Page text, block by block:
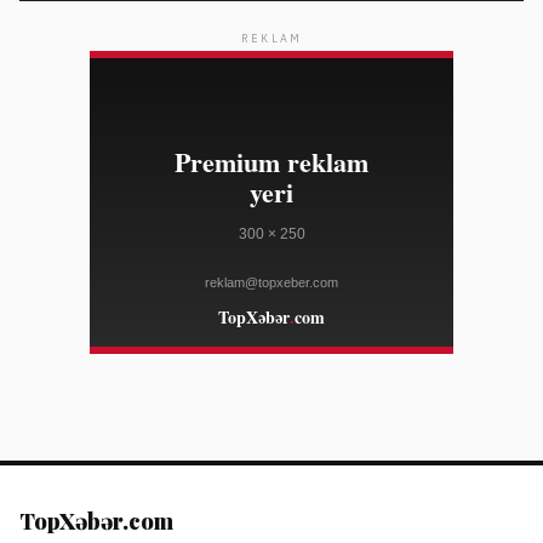
Celsius ikinci rübdə gözləntiləri ödəməyib, səhmlər
müqavilə bağladı
"Suno" mahnılara səs nişanları və yükləmə
08/06
qiymətini açıqladı
REKLAM
TopXəbər.com